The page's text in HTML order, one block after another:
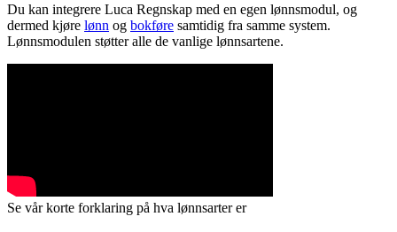
Du kan integrere Luca Regnskap med en egen lønnsmodul, og
dermed kjøre lønn og bokføre samtidig fra samme system.
Lønnsmodulen støtter alle de vanlige lønnsartene.
Se vår korte forklaring på hva lønnsarter er